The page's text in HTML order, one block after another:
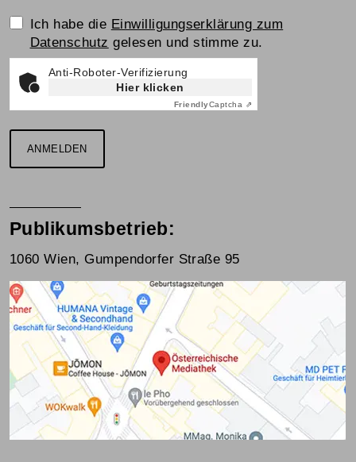
Einwilligungserklärung
Ich habe die Einwilligungserklärung zum
Datenschutz gelesen und stimme zu.
Anti-Roboter-Verifizierung
Hier klicken
FriendlyCaptcha ⇗
ANMELDEN
Publikumsbetrieb:
1060 Wien, Gumpendorfer Straße 95